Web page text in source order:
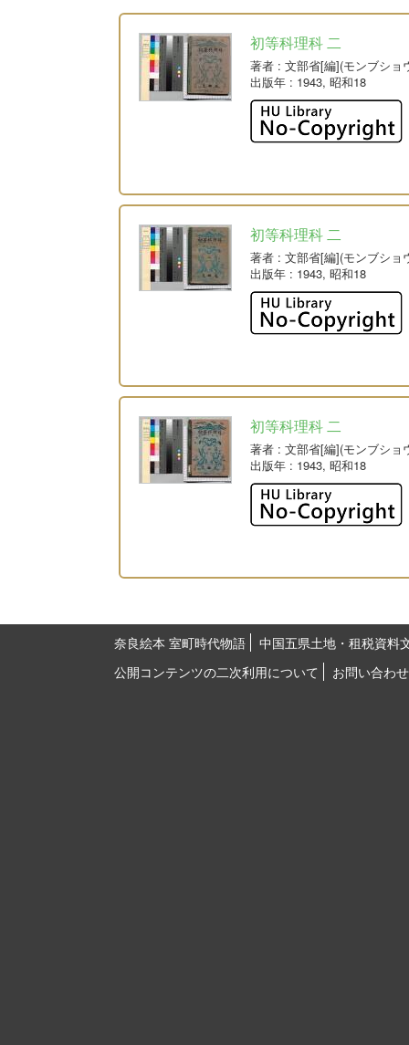
初等科理科 二
著者 : 文部省[編](モンブショ
出版年 : 1943, 昭和18
初等科理科 二
著者 : 文部省[編](モンブショ
出版年 : 1943, 昭和18
初等科理科 二
著者 : 文部省[編](モンブショ
出版年 : 1943, 昭和18
奈良絵本 室町時代物語
中国五県土地・租税資料
公開コンテンツの二次利用について
お問い合わせ